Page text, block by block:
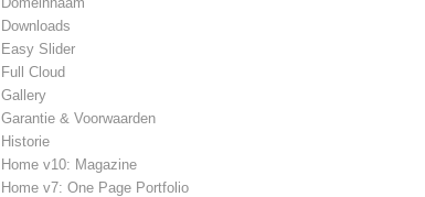
Downloads
Easy Slider
Full Cloud
Gallery
Garantie & Voorwaarden
Historie
Home v10: Magazine
Home v7: One Page Portfolio